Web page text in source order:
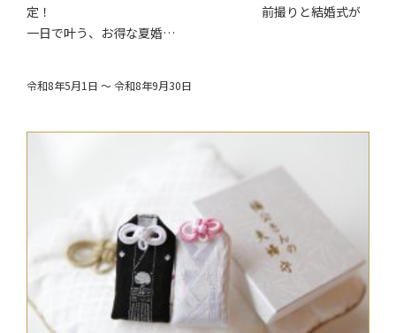
定！ 前撮りと結婚式が
一日で叶う、お得な夏婚…
令和8年5月1日 ～ 令和8年9月30日